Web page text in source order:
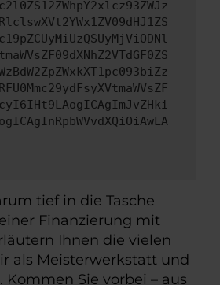
tief in die Tasche
Finanzierung mit
Ihnen die vielen
als Meisterwerkstatt und
Sie vorbei – aus